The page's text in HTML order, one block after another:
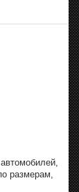
размерам,